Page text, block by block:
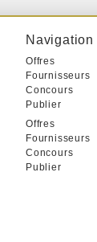
Navigation
Offres
Fournisseurs
Concours
Publier
Offres
Fournisseurs
Concours
Publier